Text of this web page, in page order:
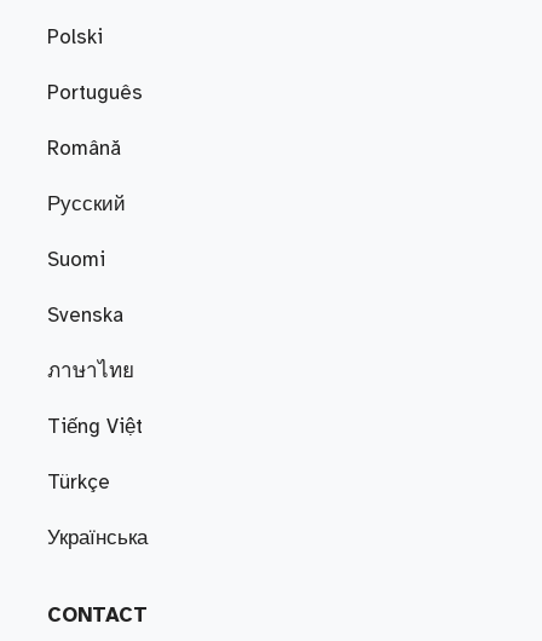
Polski
Português
Română
Русский
Suomi
Svenska
ภาษาไทย
Tiếng Việt
Türkçe
Українська
CONTACT